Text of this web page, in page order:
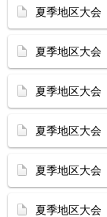
夏季地区大会
夏季地区大
夏季地区大会
夏季地区大会
夏季地区大会
夏季地区大会